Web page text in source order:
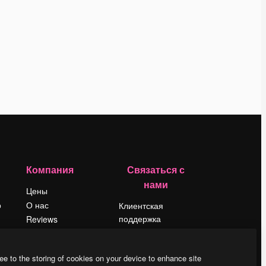
Компания
Цены
О нас
Reviews
Блог
Связаться с
нами
Клиентская
поддержка
LinkedIn
to the storing of cookies on your device to enhance site